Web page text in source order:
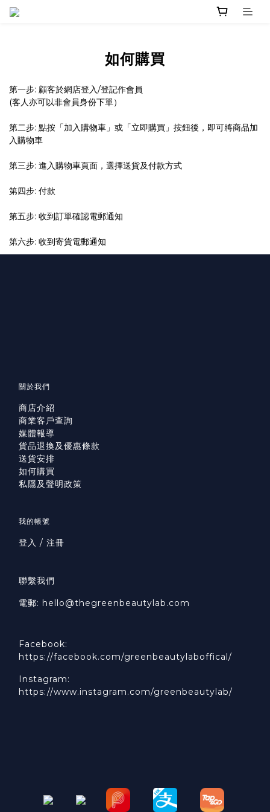
如何購買
第一步: 顧客於網店登入/登記作會員
(客人亦可以非會員身份下單）
第二步: 點按「加入購物車」或「立即購買」按鈕後，即可將商品加
入購物車
第三步: 進入購物車頁面，選擇送貨及付款方式
第四步: 付款
第五步: 收到訂單確認電郵通知
第六步: 收到寄貨電郵通知
關於我們
商店介紹
商業客戶查詢
媒體報導
貨品退換及優惠條款
送貨安排
如何購買
私隱及聲明政策
我的帳號
登入 / 注冊
聯繫我們
電郵: hello@thegreenbeautylab.com
Facebook:
https://facebook.com/greenbeautylaboffical/
Instagram:
https://www.instagram.com/greenbeautylab/